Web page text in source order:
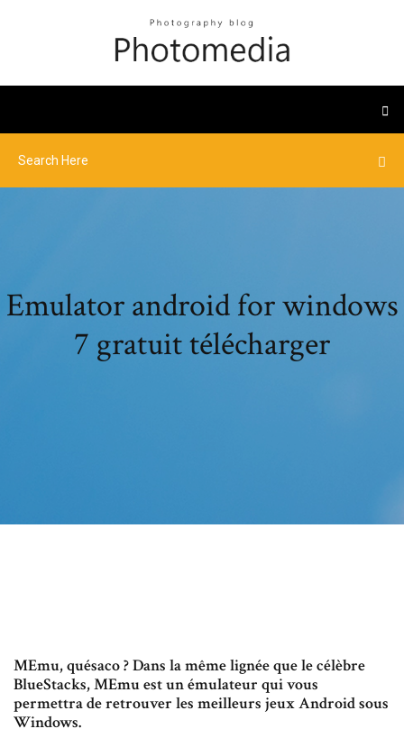
Emulator android for windows
7 gratuit télécharger
MEmu, quésaco ? Dans la même lignée que le célèbre
BlueStacks, MEmu est un émulateur qui vous
permettra de retrouver les meilleurs jeux Android sous
Windows.